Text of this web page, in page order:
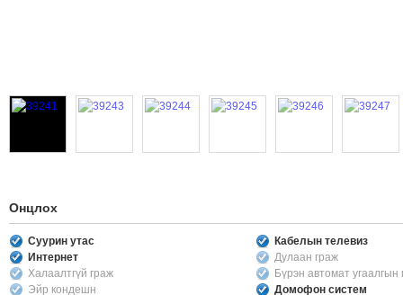
Онцлох
Суурин утас
Кабелын телевиз
Интернет
Дулаан граж
Халаалтгүй граж
Бүрэн автомат
Эйр кондешн
Домофон систем